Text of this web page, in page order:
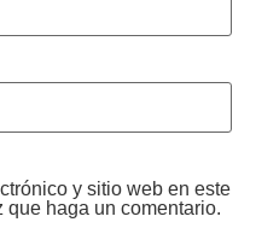
y sitio web en este
que haga un comentario.